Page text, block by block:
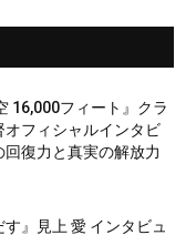
16,000フィート』クラ
フィシャルインタビ
復力と真実の解放力
す』見上 愛 インタビュ